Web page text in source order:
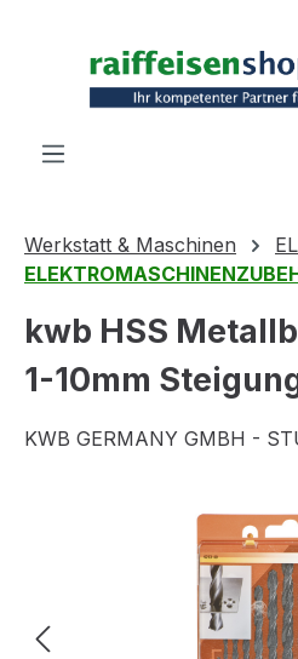
Werkstatt & Maschinen
kwb HSS
1-10mm
KWB GERMANY GMBH -
Bildergalerie überspringen